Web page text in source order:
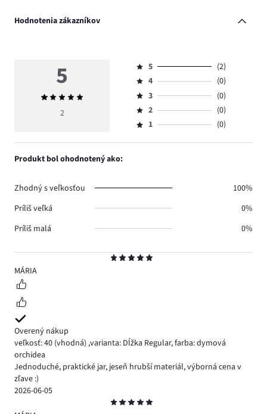
Hodnotenia zákazníkov
5
MÁRIA
Overený nákup
veľkosť: 40 (vhodná) ,varianta: Dĺžka Regular,farba: dymová
orchidea
Jednoduché, praktické jar, jeseň hrubší materiál, výborná cena v
zľave :)
2026-06-05
5
Priemerné
hodnotenie
2
Hodnotenie
5,
počet
hlasov
2.
5
(2)
Hodnotenie
4,
počet
hlasov
4
(0)
Hodnotenie
3,
počet
3
(0)
Hodnotenie
2,
2
(0)
Hodnotenie
1,
1 (0)
Produkt bol ohodnotený ako:
Zhodný s veľkosťou
100%
Príliš veľká
0%
Príliš malá
0%